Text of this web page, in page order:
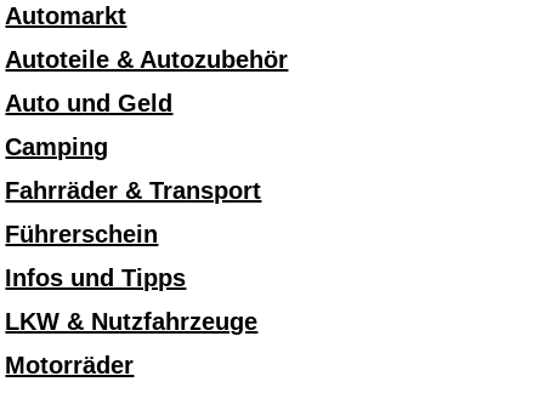
Automarkt
Autoteile & Autozubehör
Auto und Geld
Camping
Fahrräder & Transport
Führerschein
Infos und Tipps
LKW & Nutzfahrzeuge
Motorräder